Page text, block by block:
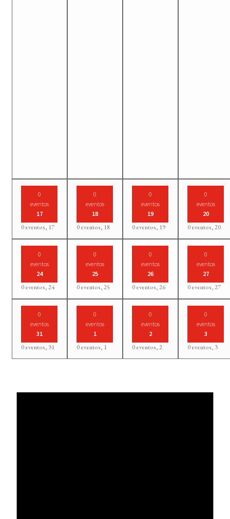
0
eventos
17
0 eventos, 17
0
eventos
18
0 eventos, 18
0
eventos
19
0 eventos, 19
0
eventos
20
0 eventos,20
0
eventos
24
0 eventos,24
0
eventos
25
0 eventos,25
0
eventos
26
0 eventos,26
0
eventos
27
0 eventos,27
0
eventos
31
0 eventos, 31
0
eventos
1
0 eventos, 1
0
eventos
2
0 eventos,2
0
eventos
3
0 eventos, 3